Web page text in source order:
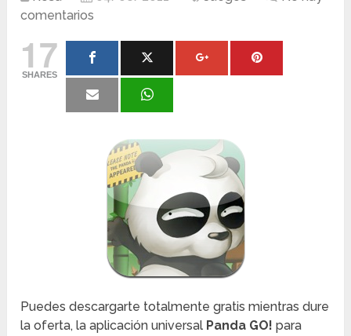
comentarios
17
SHARES
Puedes descargarte totalmente gratis mientras dure
la oferta, la aplicación universal Panda GO!para